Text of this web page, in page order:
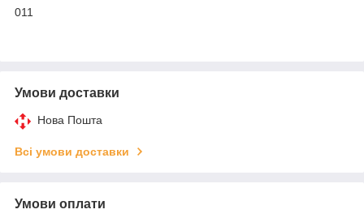
011
Умови доставки
Нова Пошта
Всі умови доставки
Умови оплати